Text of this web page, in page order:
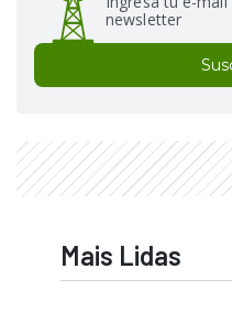
newsletter
Mais Lidas